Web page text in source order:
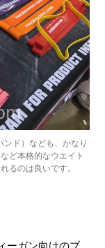
ド）なども、かなり
ど本格的なウエイト
るのは良いです。